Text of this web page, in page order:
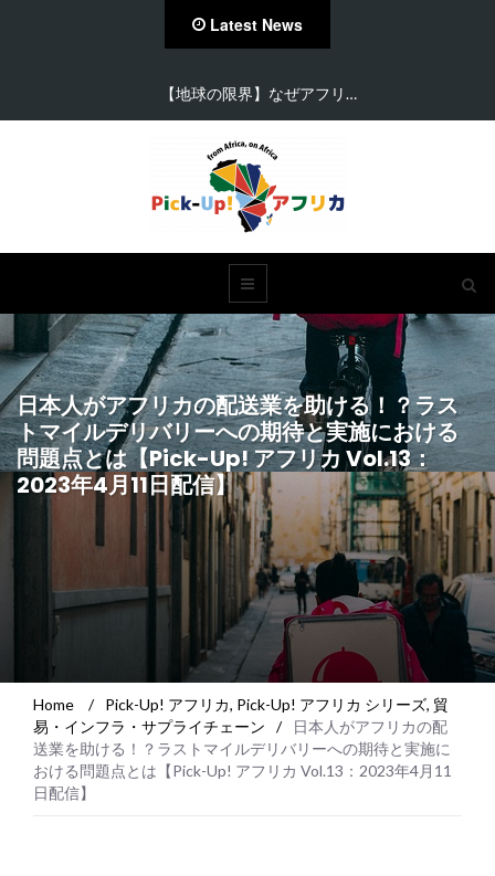
Latest News
【地球の限界】なぜアフリ…
日本人がアフリカの配送業を助ける！？ラス
トマイルデリバリーへの期待と実施における
問題点とは【Pick-Up! アフリカ Vol.13：
2023年4月11日配信】
Home / Pick-Up! アフリカ, Pick-Up! アフリカ シリーズ, 貿
易・インフラ・サプライチェーン
/
日本人がアフリカの配
送業を助ける！？ラストマイルデリバリーへの期待と実施に
おける問題点とは【Pick-Up! アフリカ Vol.13：2023年4月11
日配信】